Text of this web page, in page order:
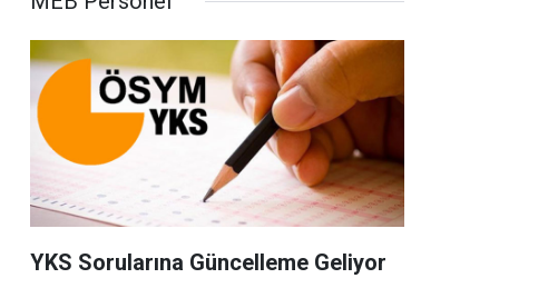
YKS Sorularına Güncelleme Geliyor